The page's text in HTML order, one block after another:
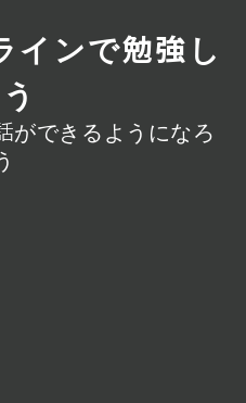
インで勉強し
ができるようになろ